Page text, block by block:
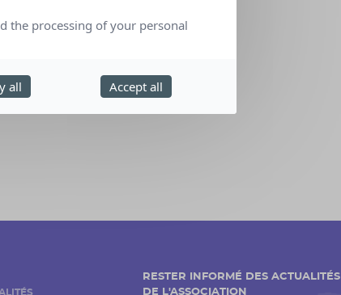
RESTER INFORMÉ DES ACTUALITÉS
DE L'ASSOCIATION
the processing of your personal
all Accept all